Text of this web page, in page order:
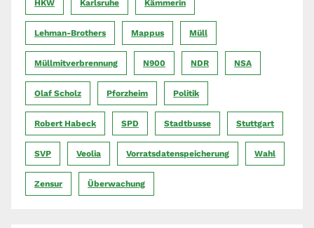
HKW Karlsruhe Kämmerin
Lehman-Brothers Mappus Müll
Müllmitverbrennung N900 NDR NSA
Olaf Scholz Pforzheim Politik
Robert Habeck SPD Stadtbusse Stuttgart
SVP Veolia Vorratsdatenspeicherung Wahl
Zensur Überwachung